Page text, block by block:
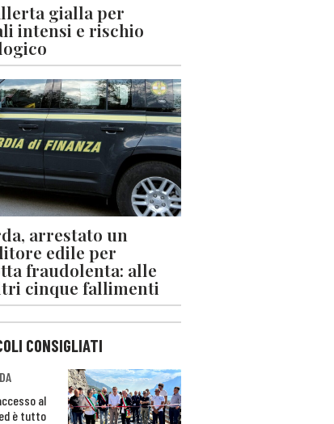
gialla per
intensi e rischio
arrestato un
edile per
fraudolenta: alle
cinque fallimenti
CONSIGLIATI
al
è tutto